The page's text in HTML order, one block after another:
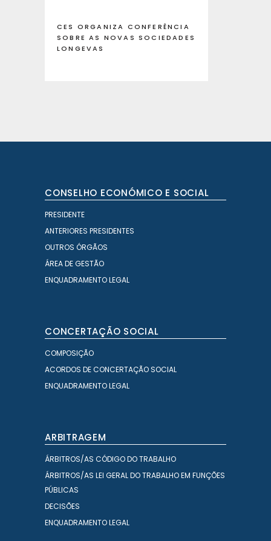
CES ORGANIZA CONFERÊNCIA
SOBRE AS NOVAS SOCIEDADES
LONGEVAS
CONSELHO ECONÓMICO E SOCIAL
PRESIDENTE
ANTERIORES PRESIDENTES
OUTROS ÓRGÃOS
ÁREA DE GESTÃO
ENQUADRAMENTO LEGAL
CONCERTAÇÃO SOCIAL
COMPOSIÇÃO
ACORDOS DE CONCERTAÇÃO SOCIAL
ENQUADRAMENTO LEGAL
ARBITRAGEM
ÁRBITROS/AS CÓDIGO DO TRABALHO
ÁRBITROS/AS LEI GERAL DO TRABALHO EM FUNÇÕES
PÚBLICAS
DECISÕES
ENQUADRAMENTO LEGAL